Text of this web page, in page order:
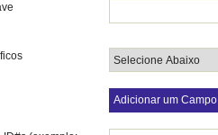
Adicionar um Campo